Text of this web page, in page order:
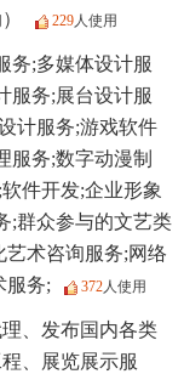
229人使用
务;多媒体设计服
服务;展台设计服
计服务;游戏软件
服务;数字动漫制
件开发;企业形象
;群众参与的文艺类
术咨询服务;网络
服务;
372人使用
、发布国内各类
、展览展示服